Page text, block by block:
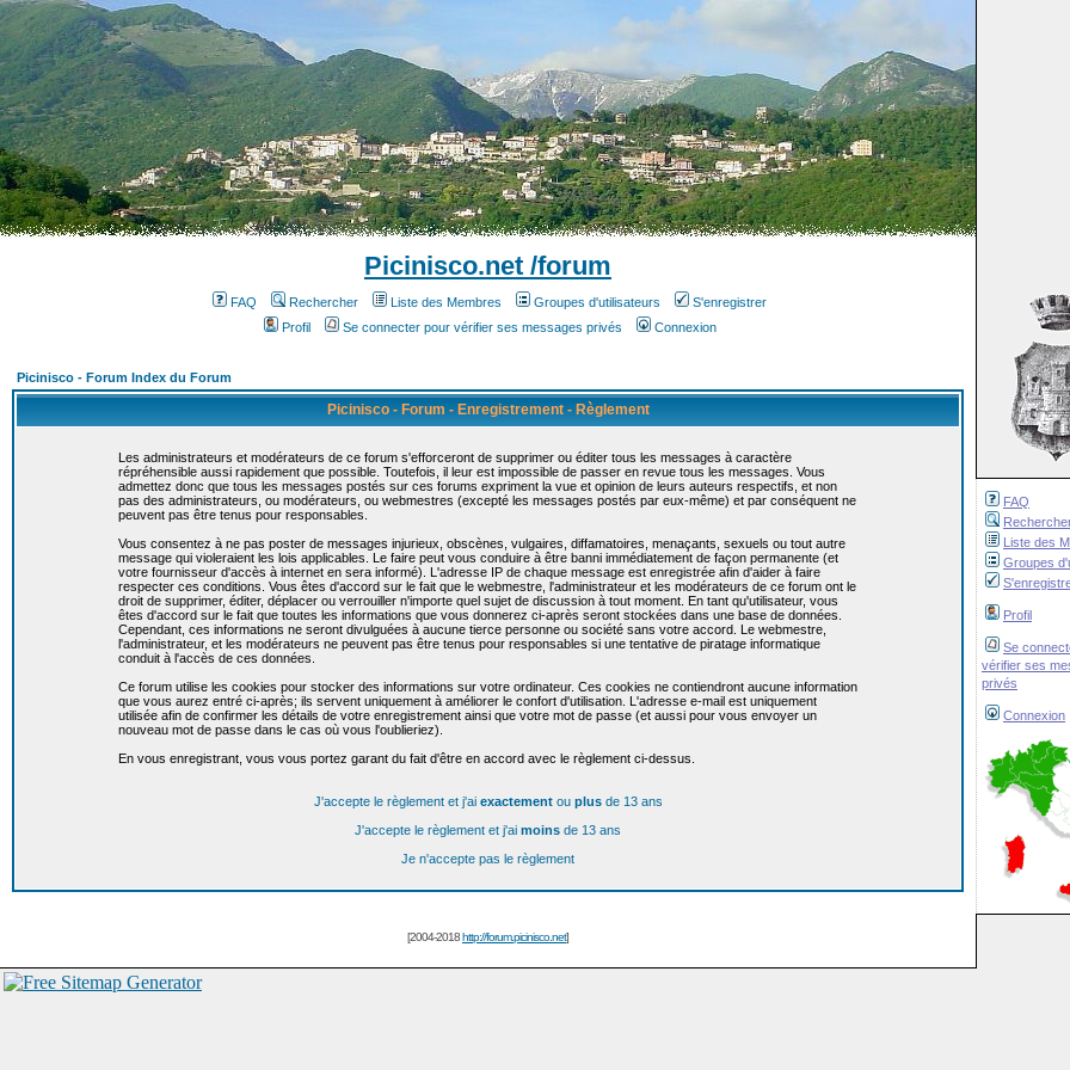
FAQ
Liste des
Groupes
Profil
Se
vérifier ses
privés
Connexion
Picinisco.net /forum
FAQ Rechercher Liste des Membres Groupes d'utilisateurs
S'enregistrer
Profil
Se connecter pour vérifier ses messages privés Connexion
Picinisco - Forum Index du Forum
Picinisco - Forum - Enregistrement - Règlement
Les administrateurs et modérateurs de ce forum s'efforceront de supprimer ou éditer tous les messages à caractère
répréhensible aussi rapidement que possible. Toutefois, il leur est impossible de passer en revue tous les messages. Vous
admettez donc que tous les messages postés sur ces forums expriment la vue et opinion de leurs auteurs respectifs, et non
pas des administrateurs, ou modérateurs, ou webmestres (excepté les messages postés par eux-même) et par conséquent ne
peuvent pas être tenus pour responsables.
Vous consentez à ne pas poster de messages injurieux, obscènes, vulgaires, diffamatoires, menaçants, sexuels ou tout autre
message qui violeraient les lois applicables. Le faire peut vous conduire à être banni immédiatement de façon permanente (et
votre fournisseur d'accès à internet en sera informé). L'adresse IP de chaque message est enregistrée afin d'aider à faire
respecter ces conditions. Vous êtes d'accord sur le fait que le webmestre, l'administrateur et les modérateurs de ce forum ont le
droit de supprimer, éditer, déplacer ou verrouiller n'importe quel sujet de discussion à tout moment. En tant qu'utilisateur, vous
êtes d'accord sur le fait que toutes les informations que vous donnerez ci-après seront stockées dans une base de données.
Cependant, ces informations ne seront divulguées à aucune tierce personne ou société sans votre accord. Le webmestre,
l'administrateur, et les modérateurs ne peuvent pas être tenus pour responsables si une tentative de piratage informatique
conduit à l'accès de ces données.
Ce forum utilise les cookies pour stocker des informations sur votre ordinateur. Ces cookies ne contiendront aucune information
que vous aurez entré ci-après; ils servent uniquement à améliorer le confort d'utilisation. L'adresse e-mail est uniquement
utilisée afin de confirmer les détails de votre enregistrement ainsi que votre mot de passe (et aussi pour vous envoyer un
nouveau mot de passe dans le cas où vous l'oublieriez).
En vous enregistrant, vous vous portez garant du fait d'être en accord avec le règlement ci-dessus.
J'accepte le règlement et j'ai exactementou plusde 13 ans
J'accepte le règlement et j'ai moins de 13 ans
Je n'accepte pas le règlement
[2004-2018http://forum.picinisco.net]